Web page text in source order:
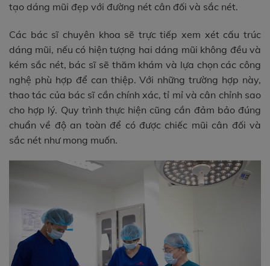
tạo dáng mũi đẹp với đường nét cân đối và sắc nét.
Các bác sĩ chuyên khoa sẽ trực tiếp xem xét cấu trúc
dáng mũi, nếu có hiện tượng hai dáng mũi không đều và
kém sắc nét, bác sĩ sẽ thăm khám và lựa chọn các công
nghệ phù hợp để can thiệp. Với những trường hợp này,
thao tác của bác sĩ cần chính xác, tỉ mỉ và cân chỉnh sao
cho hợp lý. Quy trình thực hiện cũng cần đảm bảo đúng
chuẩn về độ an toàn để có được chiếc mũi cân đối và
sắc nét như mong muốn.